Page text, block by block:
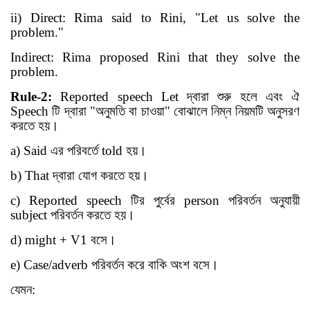
ii) Direct: Rima said to Rini, "Let us solve the
problem."
Indirect: Rima proposed Rini that they solve the
problem.
Rule-2:Reported speech Let দ্বারা শুরু হলে এবং ঐ
Speech টি দ্বারা "অনুমতি বা চাওয়া"বোঝালে নিম্ন নিয়মটি অনুসরণ
করতে হয়।
a) Said এর পরিবর্তেtold হয়।
b) That দ্বারা যোগ করতে হয়।
c) Reported speech
টির পুর্বের person
পরিবর্তন অনুযায়ী
subject পরিবর্তন করতে হয়।
d) might + V1 বসে ।
e) Case/adverb পরিবর্তন করে বাকি অংশ বসে ।
যেমন: